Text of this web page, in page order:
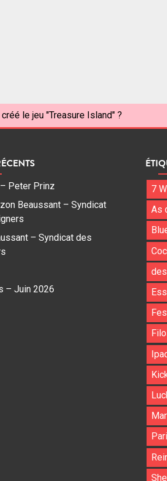
créé le jeu "Treasure Island" ?
Peter Prinz
Beaussant – Syndicat
– Syndicat des
– Juin 2026
7
As